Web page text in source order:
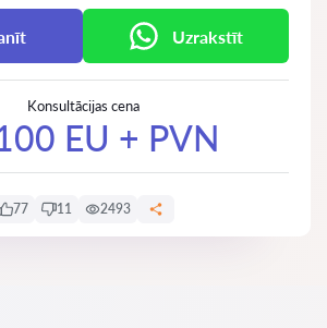
Uzrakstīt
Konsultācijas cena
EU + PVN
77 11 2493